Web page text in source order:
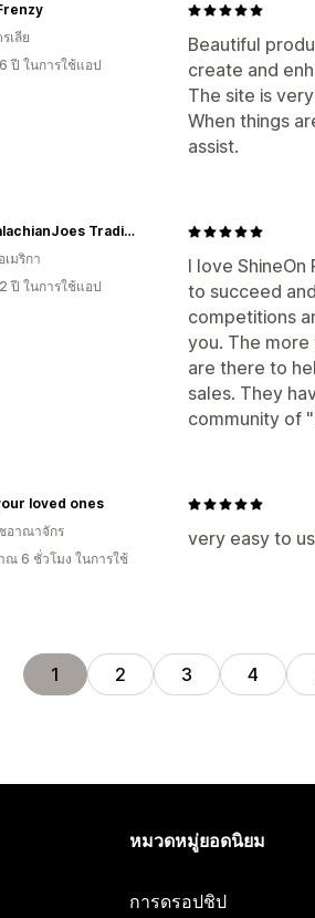
Beautiful
create and
The site is
When things
assist.
เลีย
ปี ในการใช้แอป
I love
to succeed
competitions
you. The
are there to
sales. They
community of
AppalachianJoes Trading Company
เมริกา
ปี ในการใช้แอป
very easy to
loved ones
อาณาจักร
ณ 6 ชั่วโมง ในการใช้
1 2 3 4
หมวดหมู่ยอดนิยม
การดรอปชิป